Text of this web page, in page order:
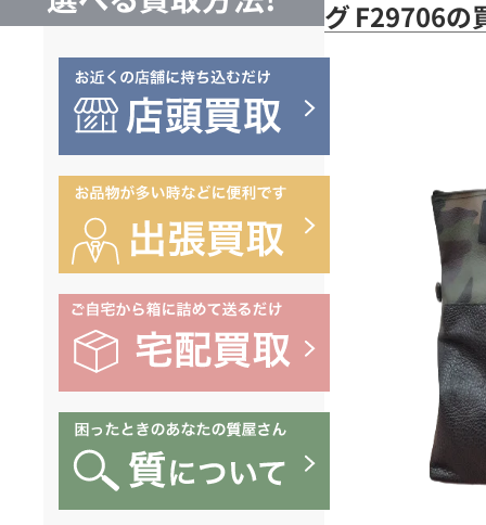
グ F29706の